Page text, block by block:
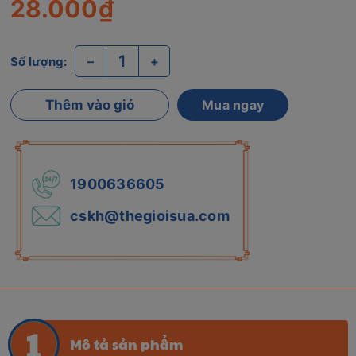
28.000₫
Số lượng: – +
Thêm vào giỏ Mua ngay
1900636605
cskh@thegioisua.com
Mô tả sản phẩm